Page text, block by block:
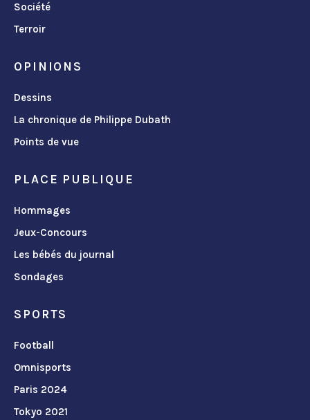
Société
Terroir
OPINIONS
Dessins
La chronique de Philippe Dubath
Points de vue
PLACE PUBLIQUE
Hommages
Jeux-Concours
Les bébés du journal
Sondages
SPORTS
Football
Omnisports
Paris 2024
Tokyo 2021